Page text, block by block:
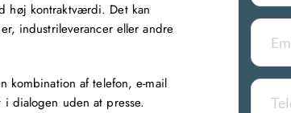
høj kontraktværdi. Det kan
industrileverancer eller andre
kombination af telefon, e-mail
dialogen uden at presse.